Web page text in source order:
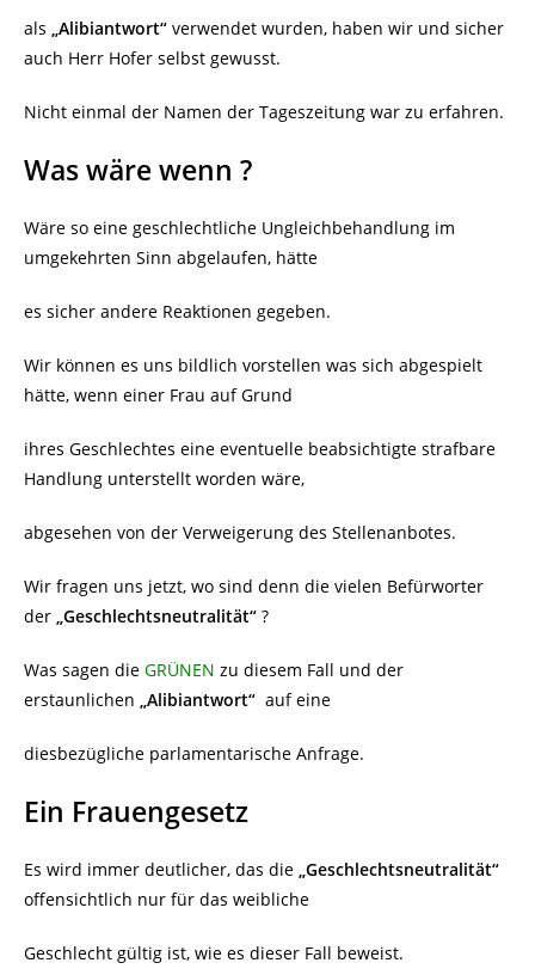
als „Alibiantwort“ verwendet wurden, haben wir und sicher
auch Herr Hofer selbst gewusst.
Nicht einmal der Namen der Tageszeitung war zu erfahren.
Was wäre wenn ?
Wäre so eine geschlechtliche Ungleichbehandlung im
umgekehrten Sinn abgelaufen, hätte
es sicher andere Reaktionen gegeben.
Wir können es uns bildlich vorstellen was sich abgespielt
hätte, wenn einer Frau auf Grund
ihres Geschlechtes eine eventuelle beabsichtigte strafbare
Handlung unterstellt worden wäre,
abgesehen von der Verweigerung des Stellenanbotes.
Wir fragen uns jetzt, wo sind denn die vielen Befürworter
der „Geschlechtsneutralität“ ?
Was sagen die GRÜNEN zu diesem Fall und der
erstaunlichen „Alibiantwort“ auf eine
diesbezügliche parlamentarische Anfrage.
Ein Frauengesetz
Es wird immer deutlicher, das die „Geschlechtsneutralität“
offensichtlich nur für das weibliche
Geschlecht gültig ist, wie es dieser Fall beweist.